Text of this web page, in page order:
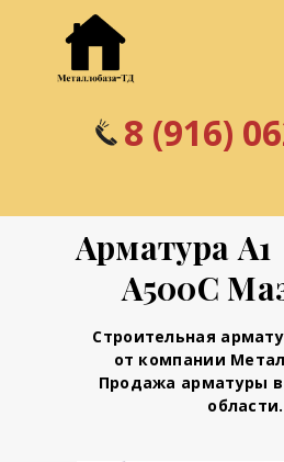
8 (916)
Арматура
А500С
Строительная
от компании
Продажа арматуры
области.